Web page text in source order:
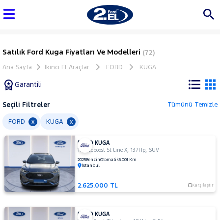
Satılık Ford Kuga Fiyatları Ve Modelleri (72)
Ana Sayfa İkinci El Araçlar FORD KUGA
Garantili
Tüm
Araçlar
AUDI
BMC
BMW
BYD
Seçili Filtreler Tümünü Temizle
FORD x KUGA x
FORD KUGA
1.5 Ecoboost St Line X,137Hp, SUV
2025BenzinOtomatik6.001 Km
İstanbul
2.625.000 TL Karşılaştır
FORD KUGA